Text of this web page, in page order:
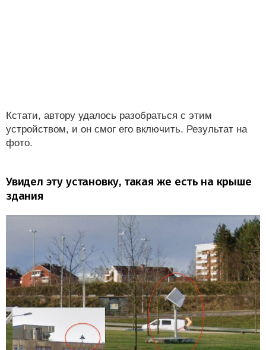
Кстати, автору удалось разобраться с этим
устройством, и он смог его включить. Результат на
фото.
Увидел эту установку, такая же есть на крыше
здания